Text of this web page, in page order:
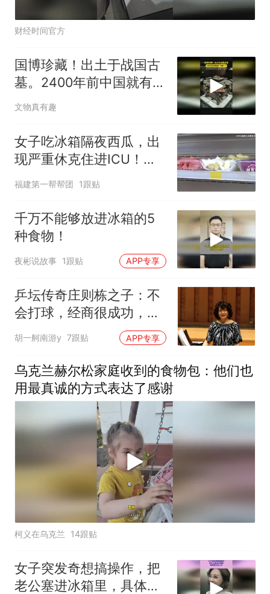
财经时间官方
国博珍藏！出土于战国古
墓。2400年前中国就有
“冰箱”了，并且还能当“空
文物真有趣
女子吃冰箱隔夜西瓜，出
现严重休克住进ICU！医
生提醒
福建第一帮帮团 1跟贴
千万不能够放进冰箱的5
种食物！
夜彬说故事 1跟贴 APP专享
乒坛传奇庄则栋之子：不
会打球，经商很成功，和
日本继母十分亲近
胡一舸南游y 7跟贴 APP专享
乌克兰赫尔松家庭收到的食物包：他们也
用最真诚的方式表达了感谢
柯义在乌克兰 14跟贴
女子突发奇想搞操作，把
老公塞进冰箱里，具体要